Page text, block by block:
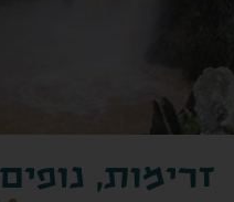
זרימות,